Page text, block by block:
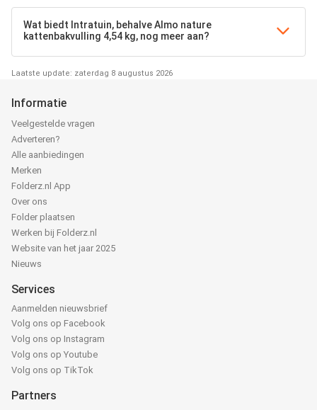
Wat biedt Intratuin, behalve Almo nature
kattenbakvulling 4,54 kg, nog meer aan?
Laatste update: zaterdag 8 augustus 2026
Informatie
Veelgestelde vragen
Adverteren?
Alle aanbiedingen
Merken
Folderz.nl App
Over ons
Folder plaatsen
Werken bij Folderz.nl
Website van het jaar 2025
Nieuws
Services
Aanmelden nieuwsbrief
Volg ons op Facebook
Volg ons op Instagram
Volg ons op Youtube
Volg ons op TikTok
Partners